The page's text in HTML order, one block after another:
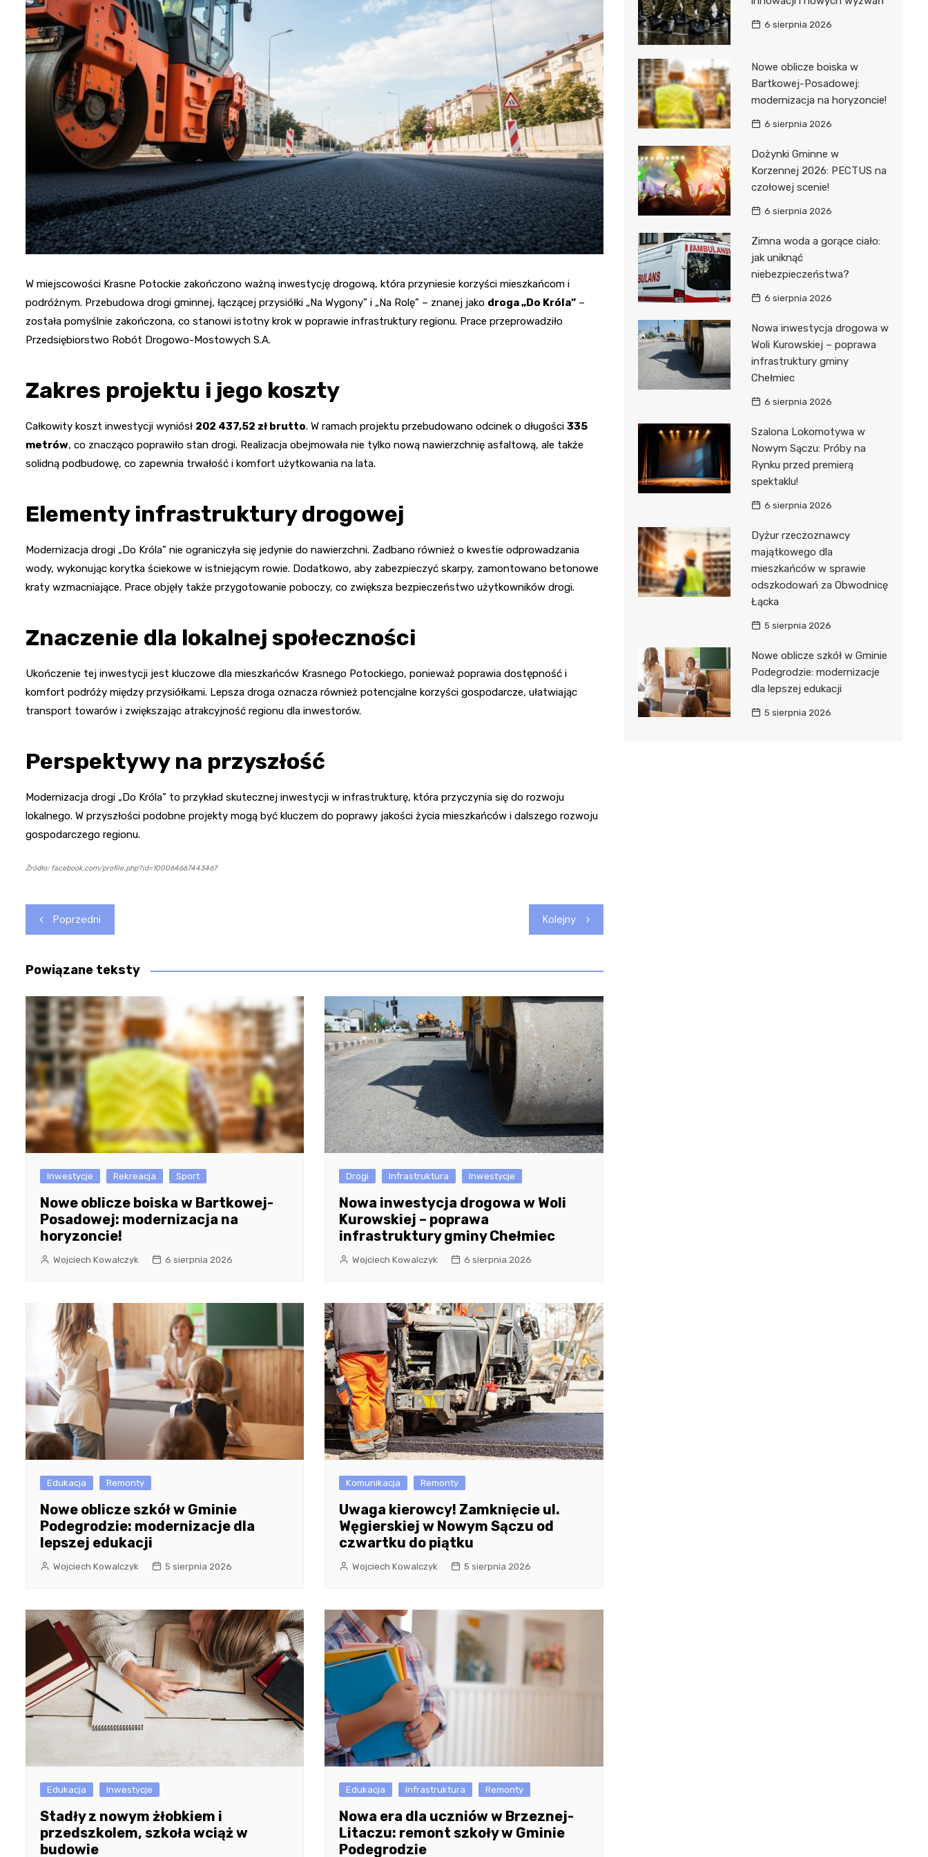
Kamienicą
Park Strzelecki
Enklawa przyrodnicza
„Bobrowisko”
Kościół św. Kazimierza
Synagoga i cmentarz
żydowski
Dworzec kolejowy
Kościół pw. Matki Bożej
Niepokalanej
W miejscowości Krasne Potockie zakończono ważną inwestycję drogową, która przyniesie korzyści mieszkańcom i
podróżnym. Przebudowa drogi gminnej, łączącej przysiółki „Na Wygony” i „Na Rolę” – znanej jako droga „Do Króla” –
została pomyślnie zakończona, co stanowi istotny krok w poprawie infrastruktury regionu. Prace przeprowadziło
Przedsiębiorstwo Robót Drogowo-Mostowych S.A.
Zakres projektu i jego koszty
Całkowity koszt inwestycji wyniósł 202 437,52 zł brutto. W ramach projektu przebudowano odcinek o długości 335
metrów, co znacząco poprawiło stan drogi. Realizacja obejmowała nie tylko nową nawierzchnię asfaltową, ale także
solidną podbudowę, co zapewnia trwałość i komfort użytkowania na lata.
Elementy infrastruktury drogowej
Modernizacja drogi „Do Króla” nie ograniczyła się jedynie do nawierzchni. Zadbano również o kwestie odprowadzania
wody, wykonując korytka ściekowe w istniejącym rowie. Dodatkowo, aby zabezpieczyć skarpy, zamontowano betonowe
kraty wzmacniające. Prace objęły także przygotowanie poboczy, co zwiększa bezpieczeństwo użytkowników drogi.
Znaczenie dla lokalnej społeczności
Ukończenie tej inwestycji jest kluczowe dla mieszkańców Krasnego Potockiego, ponieważ poprawia dostępność i
komfort podróży między przysiółkami. Lepsza droga oznacza również potencjalne korzyści gospodarcze, ułatwiając
transport towarów i zwiększając atrakcyjność regionu dla inwestorów.
Perspektywy na przyszłość
Modernizacja drogi „Do Króla” to przykład skutecznej inwestycji w infrastrukturę, która przyczynia się do rozwoju
lokalnego. W przyszłości podobne projekty mogą być kluczem do poprawy jakości życia mieszkańców i dalszego rozwoju
gospodarczego regionu.
Źródło: facebook.com/profile.php?id=100064667443467
Nawigacja
wpisu
Poprzedni Kolejny
Powiązane teksty
Inwestycje Rekreacja Sport
Nowe oblicze boiska w Bartkowej-
Posadowej: modernizacja na
horyzoncie!
Wojciech Kowalczyk 6 sierpnia 2026
Drogi Infrastruktura Inwestycje
Nowa inwestycja drogowa w Woli
Kurowskiej – poprawa
infrastruktury gminy Chełmiec
Wojciech Kowalczyk 6 sierpnia 2026
Edukacja Remonty
Nowe oblicze szkół w Gminie
Podegrodzie: modernizacje dla
lepszej edukacji
Wojciech Kowalczyk 5 sierpnia 2026
Komunikacja Remonty
Uwaga kierowcy! Zamknięcie ul.
Węgierskiej w Nowym Sączu od
czwartku do piątku
Wojciech Kowalczyk 5 sierpnia 2026
Edukacja Inwestycje
Stadły z nowym żłobkiem i
przedszkolem, szkoła wciąż w
budowie
Edukacja Infrastruktura Remonty
Nowa era dla uczniów w Brzeznej-
Litaczu: remont szkoły w Gminie
Podegrodzie
6 sierpnia 2026
Nowe oblicze boiska w
Bartkowej-Posadowej:
modernizacja na horyzoncie!
6 sierpnia 2026
Dożynki Gminne w
Korzennej 2026: PECTUS na
czołowej scenie!
6 sierpnia 2026
Zimna woda a gorące ciało:
jak uniknąć
niebezpieczeństwa?
6 sierpnia 2026
Nowa inwestycja drogowa w
Woli Kurowskiej – poprawa
infrastruktury gminy
Chełmiec
6 sierpnia 2026
Szalona Lokomotywa w
Nowym Sączu: Próby na
Rynku przed premierą
spektaklu!
6 sierpnia 2026
Dyżur rzeczoznawcy
majątkowego dla
mieszkańców w sprawie
odszkodowań za Obwodnicę
Łącka
5 sierpnia 2026
Nowe oblicze szkół w Gminie
Podegrodzie: modernizacje
dla lepszej edukacji
5 sierpnia 2026